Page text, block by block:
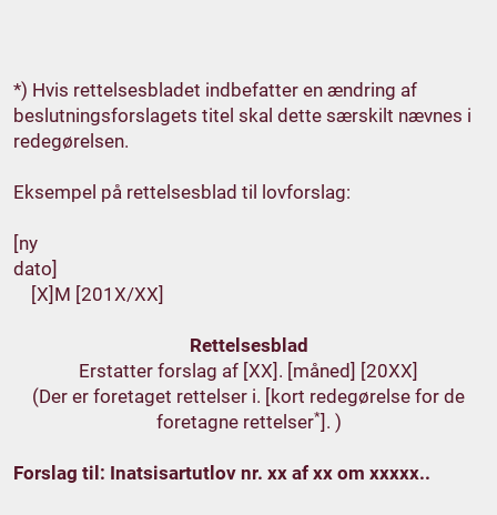
*) Hvis rettelsesbladet indbefatter en ændring af
beslutningsforslagets titel skal dette særskilt nævnes i
redegørelsen.
Eksempel på rettelsesblad til lovforslag:
[ny
[X]M [201X/XX]
Rettelsesblad
Erstatter forslag af [XX]. [måned] [20XX]
(Der er foretaget rettelser i. [kort redegørelse for de
foretagne rettelser*]. )
Forslag til: Inatsisartutlov nr. xx af xx om xxxxx..